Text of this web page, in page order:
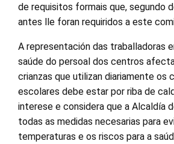
de requisitos formais que, segundo
antes lle foran requiridos a este
A representación das traballadoras
saúde do persoal dos centros
crianzas que utilizan diariamente os
escolares debe estar por riba de
interese e considera que a Alcaldía
todas as medidas necesarias para
temperaturas e os riscos para a